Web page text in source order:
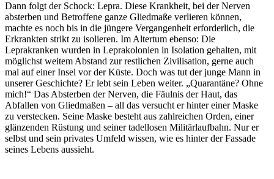
Dann folgt der Schock: Lepra. Diese Krankheit, bei der Nerven
absterben und Betroffene ganze Gliedmaße verlieren können,
machte es noch bis in die jüngere Vergangenheit erforderlich, die
Erkrankten strikt zu isolieren. Im Altertum ebenso: Die
Leprakranken wurden in Leprakolonien in Isolation gehalten, mit
möglichst weitem Abstand zur restlichen Zivilisation, gerne auch
mal auf einer Insel vor der Küste. Doch was tut der junge Mann in
unserer Geschichte? Er lebt sein Leben weiter. „Quarantäne? Ohne
mich!“ Das Absterben der Nerven, die Fäulnis der Haut, das
Abfallen von Gliedmaßen – all das versucht er hinter einer Maske
zu verstecken. Seine Maske besteht aus zahlreichen Orden, einer
glänzenden Rüstung und seiner tadellosen Militärlaufbahn. Nur er
selbst und sein privates Umfeld wissen, wie es hinter der Fassade
seines Lebens aussieht.